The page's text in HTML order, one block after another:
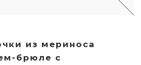
из мериноса
брюле с